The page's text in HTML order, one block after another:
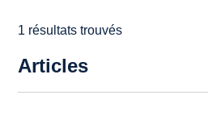
1 résultats trouvés
Articles